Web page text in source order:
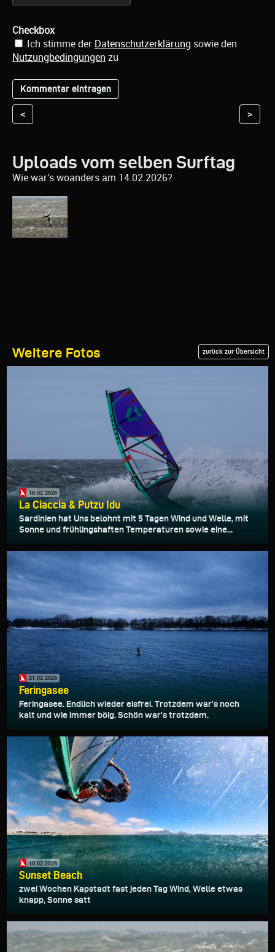
Checkbox
Ich stimme der Datenschutzerklärung sowie den
Nutzungbedingungen zu
< >
Uploads vom selben Surftag
Wie war's woanders am 14.02.2026?
Weitere Fotos zurück zur Übersicht
16.02.2026
La Ciaccia & Putzu Idu
Sardinien hat Uns belohnt mit 5 Tagen Wind und Welle, mit
Sonne und frühlingshaften Temperaturen sowie eine...
21.02.2026
Feringasee
Feringasee. Endlich wieder eisfrei. Trotzdem war’s noch
kalt und wie immer böig. Schön war’s trotzdem.
10.02.2026
Sunset Beach
zwei Wochen Kapstadt fast jeden Tag Wind, Welle etwas
knapp, Sonne satt